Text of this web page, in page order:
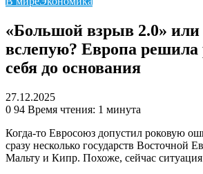
«Большой взрыв 2.0»
вслепую? Европа решила
себя до основания
27.12.2025
0 94 Время чтения: 1 минута
Когда-то Евросоюз допустил роковую
сразу несколько государств Восточной
Мальту и Кипр. Похоже, сейчас ситуация